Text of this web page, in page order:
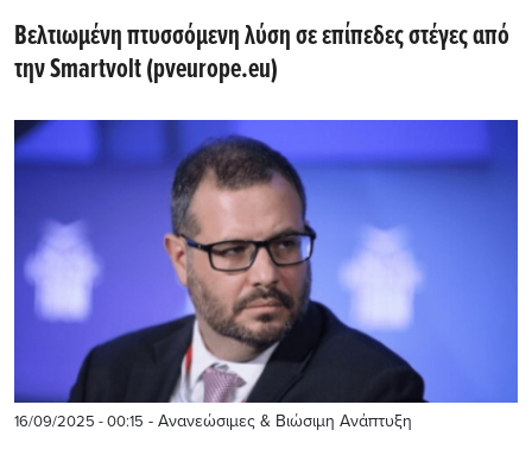
Βελτιωμένη πτυσσόμενη λύση σε επίπεδες στέγες από
την Smartvolt (pveurope.eu)
16/09/2025 - 00:15 - Ανανεώσιμες & Βιώσιμη Ανάπτυξη